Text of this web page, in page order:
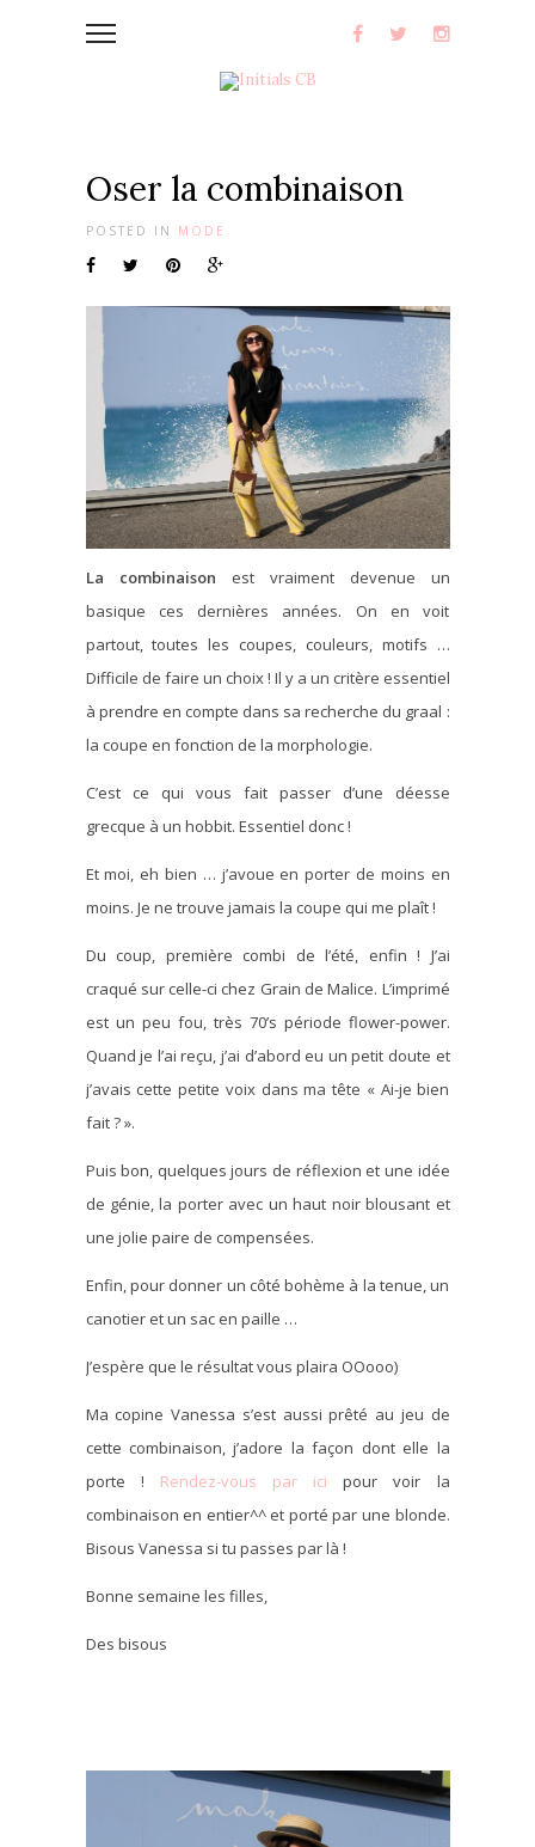
Oser la combinaison
POSTED IN MODE
La combinaison est vraiment devenue un
basique ces dernières années. On en voit
partout, toutes les coupes, couleurs, motifs …
Difficile de faire un choix ! Il y a un critère essentiel
à prendre en compte dans sa recherche du graal :
la coupe en fonction de la morphologie.
C’est ce qui vous fait passer d’une déesse
grecque à un hobbit. Essentiel donc !
Et moi, eh bien … j’avoue en porter de moins en
moins. Je ne trouve jamais la coupe qui me plaît !
Du coup, première combi de l’été, enfin ! J’ai
craqué sur celle-ci chez Grain de Malice. L’imprimé
est un peu fou, très 70’s période flower-power.
Quand je l’ai reçu, j’ai d’abord eu un petit doute et
j’avais cette petite voix dans ma tête « Ai-je bien
fait ? ».
Puis bon, quelques jours de réflexion et une idée
de génie, la porter avec un haut noir blousant et
une jolie paire de compensées.
Enfin, pour donner un côté bohème à la tenue, un
canotier et un sac en paille …
J’espère que le résultat vous plaira OOooo)
Ma copine Vanessa s’est aussi prêté au jeu de
cette combinaison, j’adore la façon dont elle la
porte ! Rendez-vous par icipour voir la
combinaison en entier^^ et porté par une blonde.
Bisous Vanessa si tu passes par là !
Bonne semaine les filles,
Des bisous